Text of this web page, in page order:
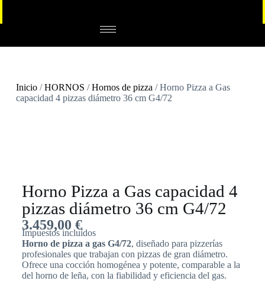
Inicio/HORNOS /Hornos de pizza / Horno Pizza a Gas
capacidad 4 pizzas diámetro 36 cm G4/72
Horno Pizza a Gas capacidad 4
pizzas diámetro 36 cm G4/72
3.459,00 €
Impuestos incluídos
Horno de pizza a gas G4/72, diseñado para pizzerías
profesionales que trabajan con pizzas de gran diámetro.
Ofrece una cocción homogénea y potente, comparable a la
del horno de leña, con la fiabilidad y eficiencia del gas.